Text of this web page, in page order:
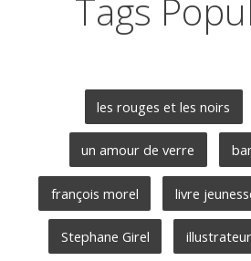
Tags
les rouges et les noirs
un amour de verre
françois morel livre
Stephane Girel illustrateur